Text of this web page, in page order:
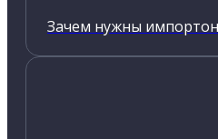
Зачем нужны